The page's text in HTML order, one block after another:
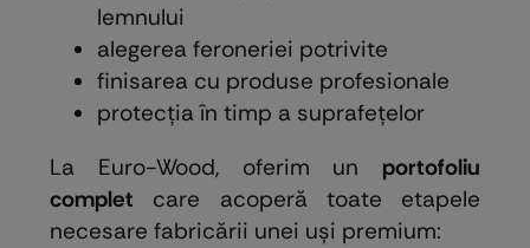
lemnului
alegerea feroneriei potrivite
finisarea cu produse profesionale
protecția în timp a suprafețelor
La Euro-Wood, oferim un portofoliu
complet care acoperă toate etapele
necesare fabricării unei uși premium: